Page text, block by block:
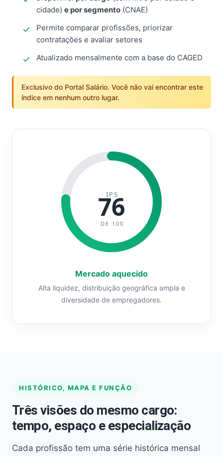
cidade) e por segmento (CNAE)
Permite comparar profissões, priorizar
contratações e avaliar setores
Atualizado mensalmente com a base do CAGED
Exclusivo do Portal Salário. Você não vai encontrar este
índice em nenhum outro lugar.
IPS
76
DE 100
Mercado aquecido
Alta liquidez, distribuição geográfica ampla e
diversidade de empregadores.
HISTÓRICO, MAPA E FUNÇÃO
Três visões do mesmo cargo:
tempo, espaço e especialização
Cada profissão tem uma série histórica mensal